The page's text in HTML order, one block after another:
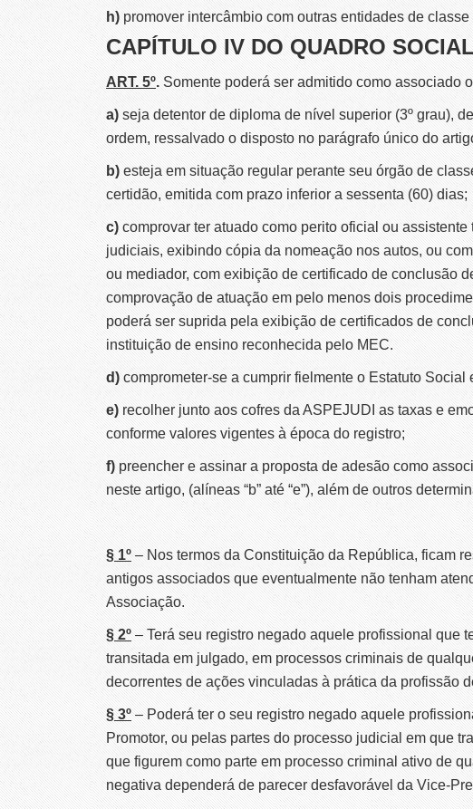
h) promover intercâmbio com outras entidades de
CAPÍTULO IV DO QUADRO
ART. 5º. Somente poderá ser admitido como associado
a) seja detentor de diploma de nível superior (3º grau),
ordem, ressalvado o disposto no parágrafo único do
b)esteja em situação regular perante seu órgão de
certidão, emitida com prazo inferior a sessenta (60) dias;
c)comprovar ter atuado como perito oficial ou
judiciais, exibindo cópia da nomeação nos autos, ou
ou mediador, com exibição de certificado de conclusão
comprovação de atuação em pelo menos dois
poderá ser suprida pela exibição de certificados de
instituição de ensino reconhecida pelo MEC.
d) comprometer-se a cumprir fielmente o Estatuto
e)recolher junto aos cofres da ASPEJUDI as taxas e
conforme valores vigentes à época do registro;
f)preencher e assinar a proposta de adesão como
neste artigo, (alíneas “b” até “e”), além de outros
§ 1º– Nos termos da Constituição da República, ficam
antigos associados que eventualmente não tenham
Associação.
§ 2º– Terá seu registro negado aquele profissional que
transitada em julgado, em processos criminais de
decorrentes de ações vinculadas à prática da profissão
§ 3º– Poderá ter o seu registro negado aquele
Promotor, ou pelas partes do processo judicial em que
que figurem como parte em processo criminal ativo de
negativa dependerá de parecer desfavorável da Vice-